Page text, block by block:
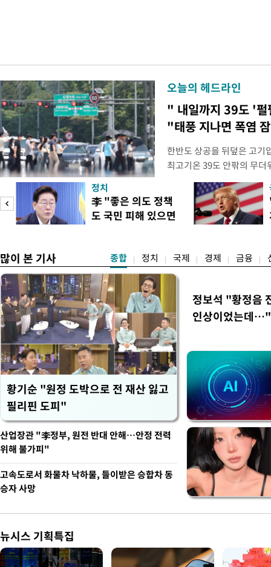
오늘의 헤드라인
" 내일까지 39도 '펄
"태풍 지나면 폭염
한반도 상공을 뒤덮은 고기
최고기온 39도 안팎의 무
'돌핀'이 지나며 기압계가
으로 주춤할 것으로 기상청
정례 브리핑을 열고 이같이
관은 "상층까지 잘 연결된
정치
李 "좋은 의도 정책
도 국민 피해 있으면
많이 본 기사 종합 정치 국제 경제 금융
황기순 "원정 도박으로 전 재산 잃고
필리핀 도피"
정보석 "황정음
인상이었는데…"
산업장관 "李정부, 원전 반대 안해…안정 전력
위해 불가피"
고속도로서 화물차 낙하물, 들이받은 승합차 동
승자 사망
뉴시스 기획특집